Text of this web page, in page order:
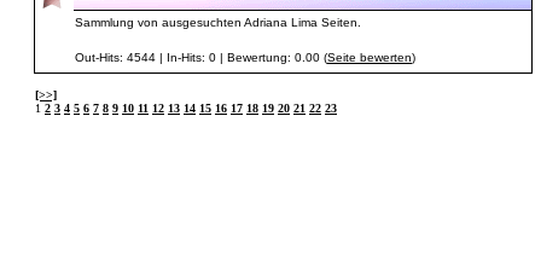
Sammlung von ausgesuchten Adriana Lima Seiten.
Out-Hits: 4544 | In-Hits: 0 | Bewertung: 0.00 (Seite bewerten)
[>>]
1 2 3 4 5 6 7 8 9 10 11 12 13 14 15 16 17 18 19 20 21 22 23